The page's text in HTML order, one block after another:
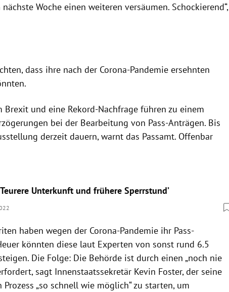
Woche einen weiteren versäumen. Schockierend“,
dass ihre nach der Corona-Pandemie ersehnten
Brexit und eine Rekord-Nachfrage führen zu einem
bei der Bearbeitung von Pass-Anträgen. Bis
derzeit dauern, warnt das Passamt. Offenbar
Unterkunft und frühere Sperrstund’
haben wegen der Corona-Pandemie ihr Pass-
könnten diese laut Experten von sonst rund 6.5
Die Folge: Die Behörde ist durch einen „noch nie
sagt Innenstaatssekretär Kevin Foster, der seine
„so schnell wie möglich“ zu starten, um